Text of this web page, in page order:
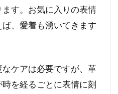
す。お気に入りの表情
、愛着も湧いてきます
ケアは必要ですが、革
を経るごとに表情に刻